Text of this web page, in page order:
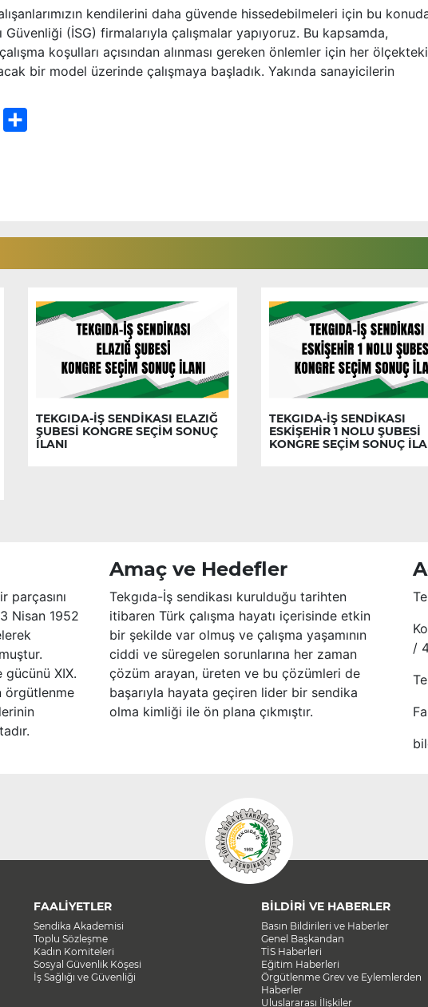
kendilerini daha güvende hissedebilmeleri için bu
(İSG) firmalarıyla çalışmalar yapıyoruz. Bu kapsamda,
koşulları açısından alınması gereken önlemler için her ölçekteki
bir model üzerinde çalışmaya başladık. Yakında sanayicilerin
Email
TEKGIDA-İŞ SENDİKASI ELAZIĞ
ŞUBESİ KONGRE SEÇİM SONUÇ
İLANI
TEKGIDA-İŞ SENDİKASI
ESKİŞEHİR 1 NOLU ŞUBESİ
KONGRE SEÇİM SONUÇ
parçasını
Nisan 1952
gücünü XIX.
örgütlenme
Amaç ve Hedefler
Tekgıda-İş sendikası kurulduğu tarihten
itibaren Türk çalışma hayatı içerisinde etkin
bir şekilde var olmuş ve çalışma yaşamının
ciddi ve süregelen sorunlarına her zaman
çözüm arayan, üreten ve bu çözümleri de
başarıyla hayata geçiren lider bir sendika
olma kimliği ile ön plana çıkmıştır.
/
FAALİYETLER
Sendika Akademisi
Toplu Sözleşme
Kadın Komiteleri
Sosyal Güvenlik Köşesi
İş Sağlığı ve Güvenliği
BİLDİRİ VE HABERLER
Basın Bildirileri ve Haberler
Genel Başkandan
TİS Haberleri
Eğitim Haberleri
Örgütlenme Grev ve Eylemlerden
Haberler
Uluslararası İlişkiler